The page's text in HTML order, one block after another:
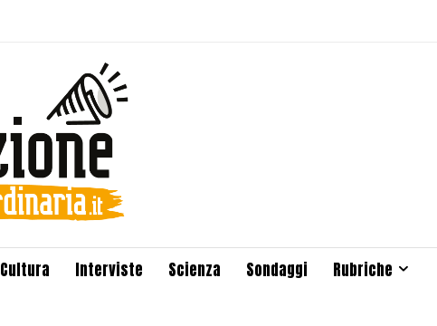
Cultura Interviste Scienza Sondaggi
Rubriche